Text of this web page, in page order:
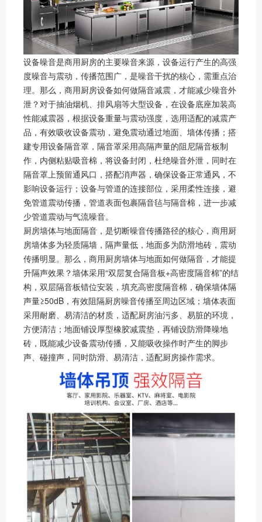
设备噪音是商用厨房的主要噪音来源，设备运行产生的高强
度噪音与震动，传播范围广，是噪音干扰的核心，需重点治
理。那么，商用厨房设备如何做隔音减震，才能减少噪音外
泄？对于抽油烟机、排风扇等大型设备，在设备底座加装高
性能减震器，根据设备重量与震动强度，选用适配的减震产
品，有效吸收设备震动，避免震动通过地面、墙体传播；搭
建专用设备隔音罩，隔音罩采用高隔声量的阻尼隔音板制
作，内侧粘贴吸音棉，将设备封闭，杜绝噪音外泄，同时在
隔音罩上预留通风口，搭配消声器，确保设备正常通风，不
影响设备运行；设备与管道的连接部位，采用柔性连接，避
免管道震动传播，管道表面包裹隔音毡与隔音棉，进一步减
少管道震动与气流噪音。
厨房墙体与地面隔音，是切断噪音传播路径的核心，商用厨
房墙体多为轻质隔墙，隔声量低，地面多为防滑地砖，震动
传播明显。那么，商用厨房墙体与地面如何做隔音，才能提
升隔声效果？墙体采用“双层复合隔音板+高密度隔音棉”的结
构，双层隔音板错位安装，填充高密度隔音棉，确保墙体隔
声量≥50dB，有效阻隔厨房噪音传播至周边区域；墙体表面
采用耐磨、易清洁的材质，适配厨房油污多、易脏的环境，
方便清洁；地面铺设厚型橡胶减震垫，再铺设防滑降噪地
砖，既能减少设备震动传播，又能吸收操作时产生的脚步
声、碰撞声，同时防滑、易清洁，适配厨房操作需求。